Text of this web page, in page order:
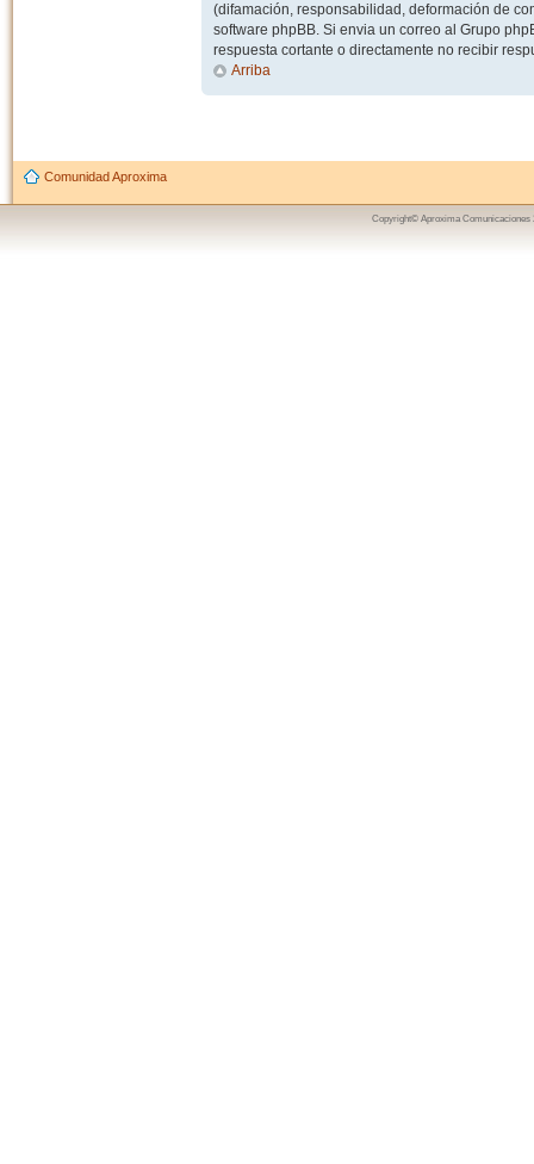
(difamación, responsabilidad, deformación de
software phpBB. Si envia un correo al Grupo
respuesta cortante o directamente no recibir
Arriba
Comunidad Aproxima
Copyright© Aproxima Comunicaciones